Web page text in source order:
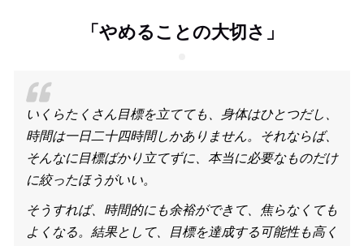
「やめることの大切さ」
いくらたくさん目標を立てても、身体はひとつだし、
時間は一日二十四時間しかありません。それならば、
そんなに目標ばかり立てずに、本当に必要なものだけ
に絞ったほうがいい。
そうすれば、時間的にも余裕ができて、焦らなくても
よくなる。結果として、目標を達成する可能性も高く